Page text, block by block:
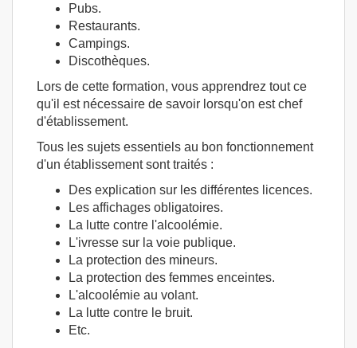
Pubs.
Restaurants.
Campings.
Discothèques.
Lors de cette formation, vous apprendrez tout ce
qu'il est nécessaire de savoir lorsqu'on est chef
d'établissement.
Tous les sujets essentiels au bon fonctionnement
d'un établissement sont traités :
Des explication sur les différentes licences.
Les affichages obligatoires.
La lutte contre l'alcoolémie.
L'ivresse sur la voie publique.
La protection des mineurs.
La protection des femmes enceintes.
L'alcoolémie au volant.
La lutte contre le bruit.
Etc.